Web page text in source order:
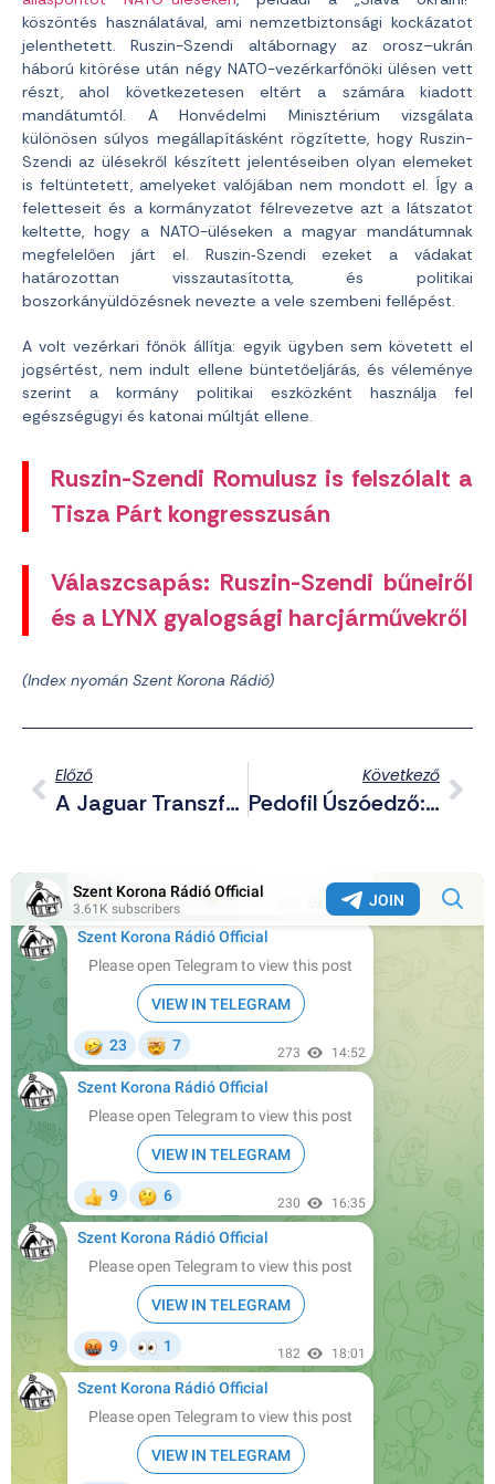
köszöntés használatával, ami nemzetbiztonsági kockázatot
jelenthetett. Ruszin-Szendi altábornagy az orosz–ukrán
háború kitörése után négy NATO-vezérkarfőnöki ülésen vett
részt, ahol következetesen eltért a számára kiadott
mandátumtól. A Honvédelmi Minisztérium vizsgálata
különösen súlyos megállapításként rögzítette, hogy Ruszin-
Szendi az ülésekről készített jelentéseiben olyan elemeket
is feltüntetett, amelyeket valójában nem mondott el. Így a
feletteseit és a kormányzatot félrevezetve azt a látszatot
keltette, hogy a NATO-üléseken a magyar mandátumnak
megfelelően járt el. Ruszin‑Szendi ezeket a vádakat
határozottan visszautasította, és politikai
boszorkányüldözésnek nevezte a vele szembeni fellépést.
A volt vezérkari főnök állítja: egyik ügyben sem követett el
jogsértést, nem indult ellene büntetőeljárás, és véleménye
szerint a kormány politikai eszközként használja fel
egészségügyi és katonai múltját ellene.
Ruszin-Szendi Romulusz is felszólalt a
Tisza Párt kongresszusán
Válaszcsapás: Ruszin-Szendi bűneiről
és a LYNX gyalogsági harcjárművekről
(Index nyomán Szent Korona Rádió)
Előző
A Jaguar Transzférgekkel Reklámozott, 97.5 %-Kal Esett Vissza Az Autók Eladása
Következő
Pedofil Úszóedző: Széchy Tamás Olimpikon Éveken Át Molesztálta Tanítványait